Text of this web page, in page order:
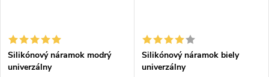
Silikónový náramok modrý
univerzálny
Silikónový náramok biely
univerzálny